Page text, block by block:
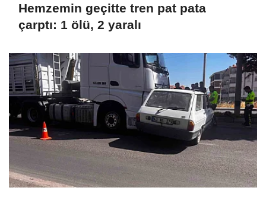
Hemzemin geçitte tren pat pata
çarptı: 1 ölü, 2 yaralı